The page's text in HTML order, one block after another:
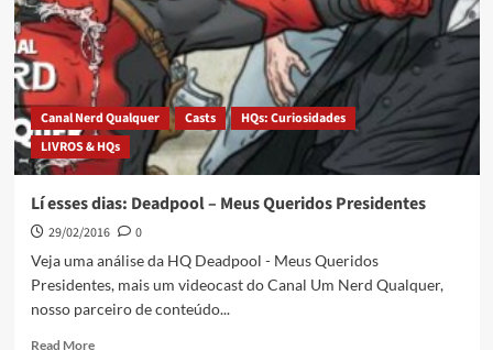
Canal Nerd Qualquer Casts
HQs: Curiosidades
LIVROS & HQs
Lí esses dias: Deadpool – Meus Queridos Presidentes
29/02/2016
0
Veja uma análise da HQ Deadpool - Meus Queridos
Presidentes, mais um videocast do Canal Um Nerd Qualquer,
nosso parceiro de conteúdo...
Read More